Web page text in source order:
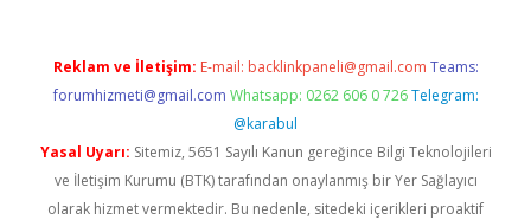
Reklam ve İletişim: E-mail: backlinkpaneli@gmail.com Teams:
forumhizmeti@gmail.com Whatsapp: 0262 606 0 726 Telegram:
@karabul
Yasal Uyarı: Sitemiz, 5651 Sayılı Kanun gereğince Bilgi Teknolojileri
ve İletişim Kurumu (BTK) tarafından onaylanmış bir Yer Sağlayıcı
olarak hizmet vermektedir. Bu nedenle, sitedeki içerikleri proaktif